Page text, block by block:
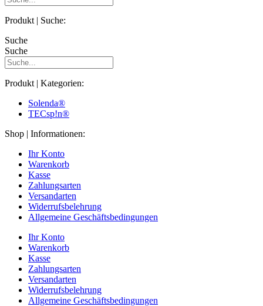
Produkt | Suche:
Suche
Suche
Produkt | Kategorien:
Solenda®
TECsp!n®
Shop | Informationen:
Ihr Konto
Warenkorb
Kasse
Zahlungsarten
Versandarten
Widerrufsbelehrung
Allgemeine Geschäftsbedingungen
Ihr Konto
Warenkorb
Kasse
Zahlungsarten
Versandarten
Widerrufsbelehrung
Allgemeine Geschäftsbedingungen